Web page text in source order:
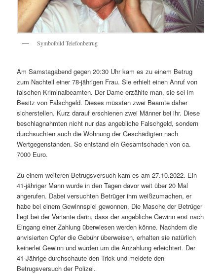
Symbolbild Telefonbetrug
Am Samstagabend gegen 20:30 Uhr kam es zu einem Betrug
zum Nachteil einer 78-jährigen Frau. Sie erhielt einen Anruf von
falschen Kriminalbeamten. Der Dame erzählte man, sie sei im
Besitz von Falschgeld. Dieses müssten zwei Beamte daher
sicherstellen. Kurz darauf erschienen zwei Männer bei ihr. Diese
beschlagnahmten nicht nur das angebliche Falschgeld, sondern
durchsuchten auch die Wohnung der Geschädigten nach
Wertgegenständen. So entstand ein Gesamtschaden von ca.
7000 Euro.
Zu einem weiteren Betrugsversuch kam es am 27.10.2022. Ein
41-jähriger Mann wurde in den Tagen davor weit über 20 Mal
angerufen. Dabei versuchten Betrüger ihm weißzumachen, er
habe bei einem Gewinnspiel gewonnen. Die Masche der Betrüger
liegt bei der Variante darin, dass der angebliche Gewinn erst nach
Eingang einer Zahlung überwiesen werden könne. Nachdem die
anvisierten Opfer die Gebühr überweisen, erhalten sie natürlich
keinerlei Gewinn und wurden um die Anzahlung erleichtert. Der
41-Jährige durchschaute den Trick und meldete den
Betrugsversuch der Polizei.